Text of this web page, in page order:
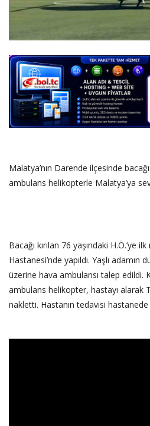
Malatya’nın Darende ilçesinde
ambulans helikopterle Malatya’ya
‎Bacağı kırılan 76 yaşındaki H.Ö.’ye
Hastanesi’nde yapıldı. Yaşlı adamın
üzerine hava ambulansı talep edildi.
ambulans helikopter, hastayı alarak
nakletti. Hastanın tedavisi